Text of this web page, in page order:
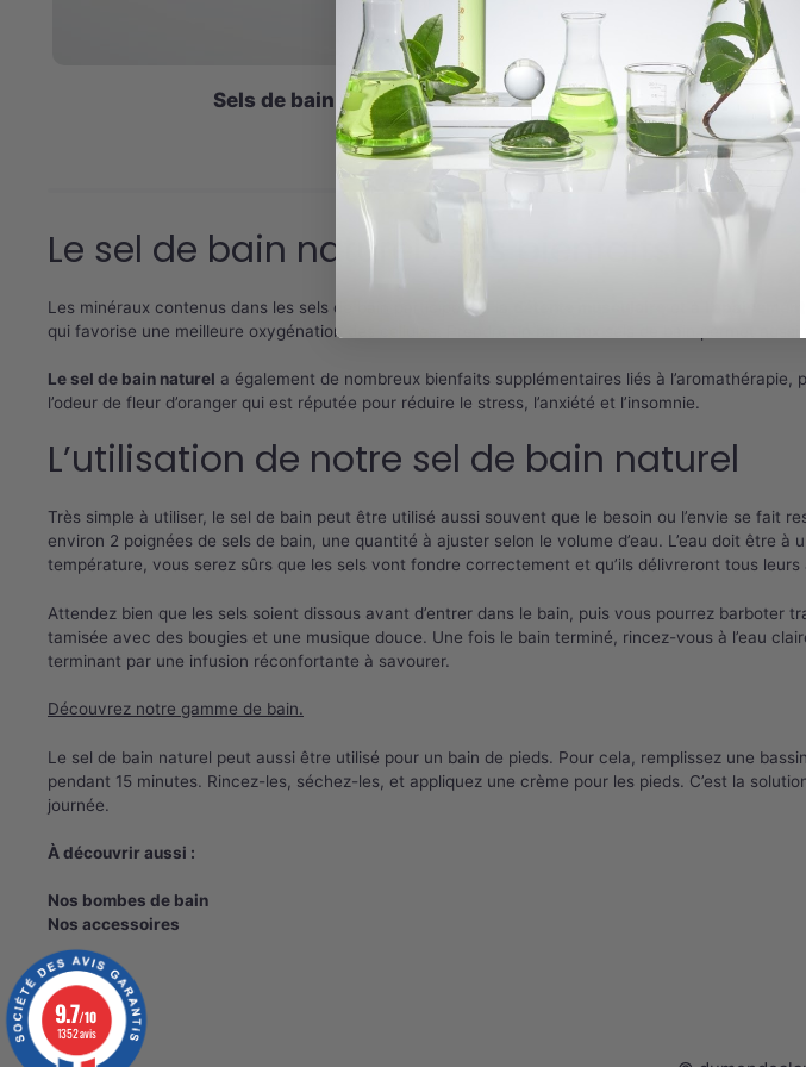
Sels de bain parfum Noix de Coco – 1kg
3,90€
Le sel de bain naturel : ses bienfaits
Les minéraux contenus dans les sels de bain participent à la
qui favorise une meilleure oxygénation des cellules. Prendre un bain aux sels de bain permet
Le sel de bain naturel a également de nombreux bienfaits supplémentaires liés à
l’odeur de fleur d’oranger qui est réputée pour réduire le stress, l’anxiété et l’insomnie.
L’utilisation de notre sel de bain naturel
Très simple à utiliser, le sel de bain peut être utilisé aussi souvent que le besoin ou l’envie se fait
environ 2 poignées de sels de bain, une quantité à ajuster selon le volume d’eau. L’eau doit
température, vous serez sûrs que les sels vont fondre correctement et qu’ils délivreront tous leurs
Attendez bien que les sels soient dissous avant d’entrer dans le bain, puis vous pourrez
tamisée avec des bougies et une musique douce. Une fois le bain terminé, rincez-vous à l’eau
terminant par une infusion réconfortante à savourer.
Découvrez notre gamme de bain.
Le sel de bain naturel peut aussi être utilisé pour un bain de pieds. Pour cela, remplissez une
pendant 15 minutes. Rincez-les, séchez-les, et appliquez une crème pour les pieds. C’est la
journée.
À découvrir aussi :
Nos bombes de bain
Nos accessoires
9.7/10
1352 avis